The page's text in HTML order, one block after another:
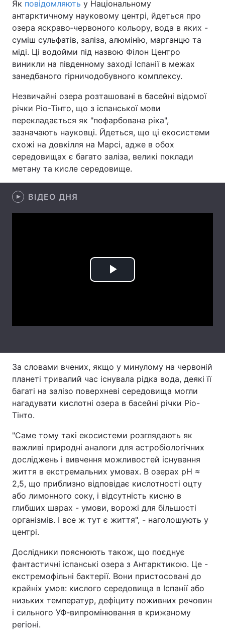
Спорт Наука
Техно і зв'язок Лайт
Зброя Інциденти
Туризм
Цікавинки Погода
Лонгріди
Відео з Youtube Статті
Інтерв'ю
Архів Вакансії
Як повідомляють у Національному
антарктичному науковому центрі, йдеться про
озера яскраво‑червоного кольору, вода в яких -
суміш сульфатів, заліза, алюмінію, марганцю та
міді. Ці водойми під назвою Філон Центро
виникли на південному заході Іспанії в межах
занедбаного гірничодобувного комплексу.
Незвичайні озера розташовані в басейні відомої
річки Ріо-Тінто, що з іспанської мови
перекладається як "пофарбована ріка",
зазначають науковці. Йдеться, що ці екосистеми
схожі на довкілля на Марсі, адже в обох
середовищах є багато заліза, великі поклади
метану та кисле середовище.
ВІДЕО ДНЯ
Play
За словами вчених, якщо у минулому на червоній
планеті тривалий час існувала рідка вода, деякі її
багаті на залізо поверхневі середовища могли
нагадувати кислотні озера в басейні річки Ріо-
Тінто.
"Саме тому такі екосистеми розглядають як
важливі природні аналоги для астробіологічних
досліджень і вивчення можливостей існування
життя в екстремальних умовах. В озерах pH ≈
2,5, що приблизно відповідає кислотності оцту
або лимонного соку, і відсутність кисню в
глибших шарах - умови, ворожі для більшості
організмів. І все ж тут є життя", - наголошують у
центрі.
Дослідники пояснюють також, що поєднує
фантастичні іспанські озера з Антарктикою. Це -
екстремофільні бактерії. Вони пристосовані до
крайніх умов: кислого середовища в Іспанії або
низьких температур, дефіциту поживних речовин
і сильного УФ‑випромінювання в крижаному
регіоні.